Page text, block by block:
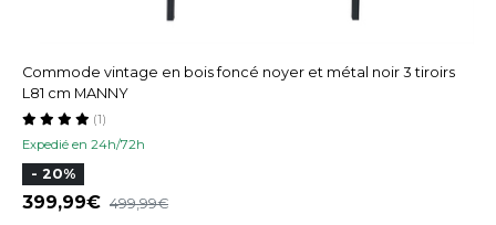
Commode vintage en bois foncé noyer et métal noir 3 tiroirs
L81 cm MANNY
Expedié en 24h/72h
(1)
- 20%
399,99 499,99